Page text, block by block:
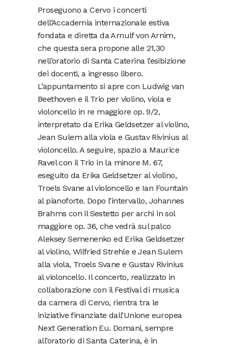
Proseguono a Cervo i concerti
dell’Accademia internazionale estiva
fondata e diretta da Arnulf von Arnim,
che questa sera propone alle 21,30
nell’oratorio di Santa Caterina l’esibizione
dei docenti, a ingresso libero.
L’appuntamento si apre con Ludwig van
Beethoven e il Trio per violino, viola e
violoncello in re maggiore op. 9/2,
interpretato da Erika Geldsetzer al violino,
Jean Sulem alla viola e Gustav Rivinius al
violoncello. A seguire, spazio a Maurice
Ravel con il Trio in la minore M. 67,
eseguito da Erika Geldsetzer al violino,
Troels Svane al violoncello e Ian Fountain
al pianoforte. Dopo l’intervallo, Johannes
Brahms con il Sestetto per archi in sol
maggiore op. 36, che vedrà sul palco
Aleksey Semenenko ed Erika Geldsetzer
al violino, Wilfried Strehle e Jean Sulem
alla viola, Troels Svane e Gustav Rivinius
al violoncello. Il concerto, realizzato in
collaborazione con il Festival di musica
da camera di Cervo, rientra tra le
iniziative finanziate dall’Unione europea
Next Generation Eu. Domani, sempre
all’oratorio di Santa Caterina, è in